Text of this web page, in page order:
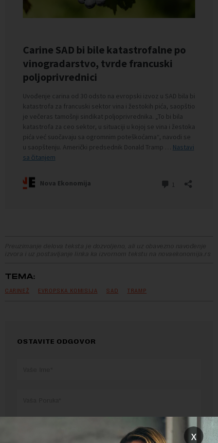
Preuzimanje delova teksta je dozvoljeno, ali uz obavezno navođenje
izvora i uz postavljanje linka ka izvornom tekstu na novaekonomija.rs
TEMA:
CARINEŽ EVROPSKA KOMISIJA SAD TRAMP
OSTAVITE ODGOVOR
x